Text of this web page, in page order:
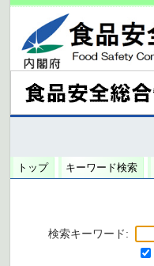
トップ キーワード検索
検索キーワード: